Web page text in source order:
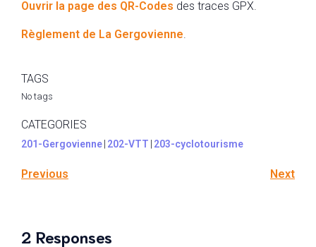
Ouvrir la page des QR-Codes des traces GPX.
Règlement de La Gergovienne
TAGS
No tags
CATEGORIES
201-Gergovienne 202-VTT 203-cyclotourisme
Previous Next
2 Responses